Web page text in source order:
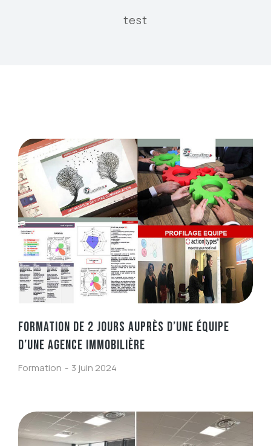
test
FORMATION DE 2 JOURS AUPRÈS D’UNE ÉQUIPE
D’UNE AGENCE IMMOBILIÈRE
Formation 3 juin 2024